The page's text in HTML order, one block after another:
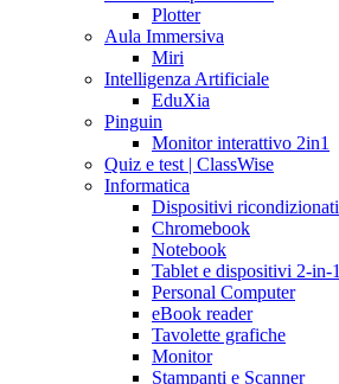
Plotter
Aula Immersiva
Miri
Intelligenza Artificiale
EduXia
Pinguin
Monitor interattivo 2in1
Quiz e test | ClassWise
Informatica
Dispositivi ricondizionati
Chromebook
Notebook
Tablet e dispositivi 2-in-1
Personal Computer
eBook reader
Tavolette grafiche
Monitor
Stampanti e Scanner